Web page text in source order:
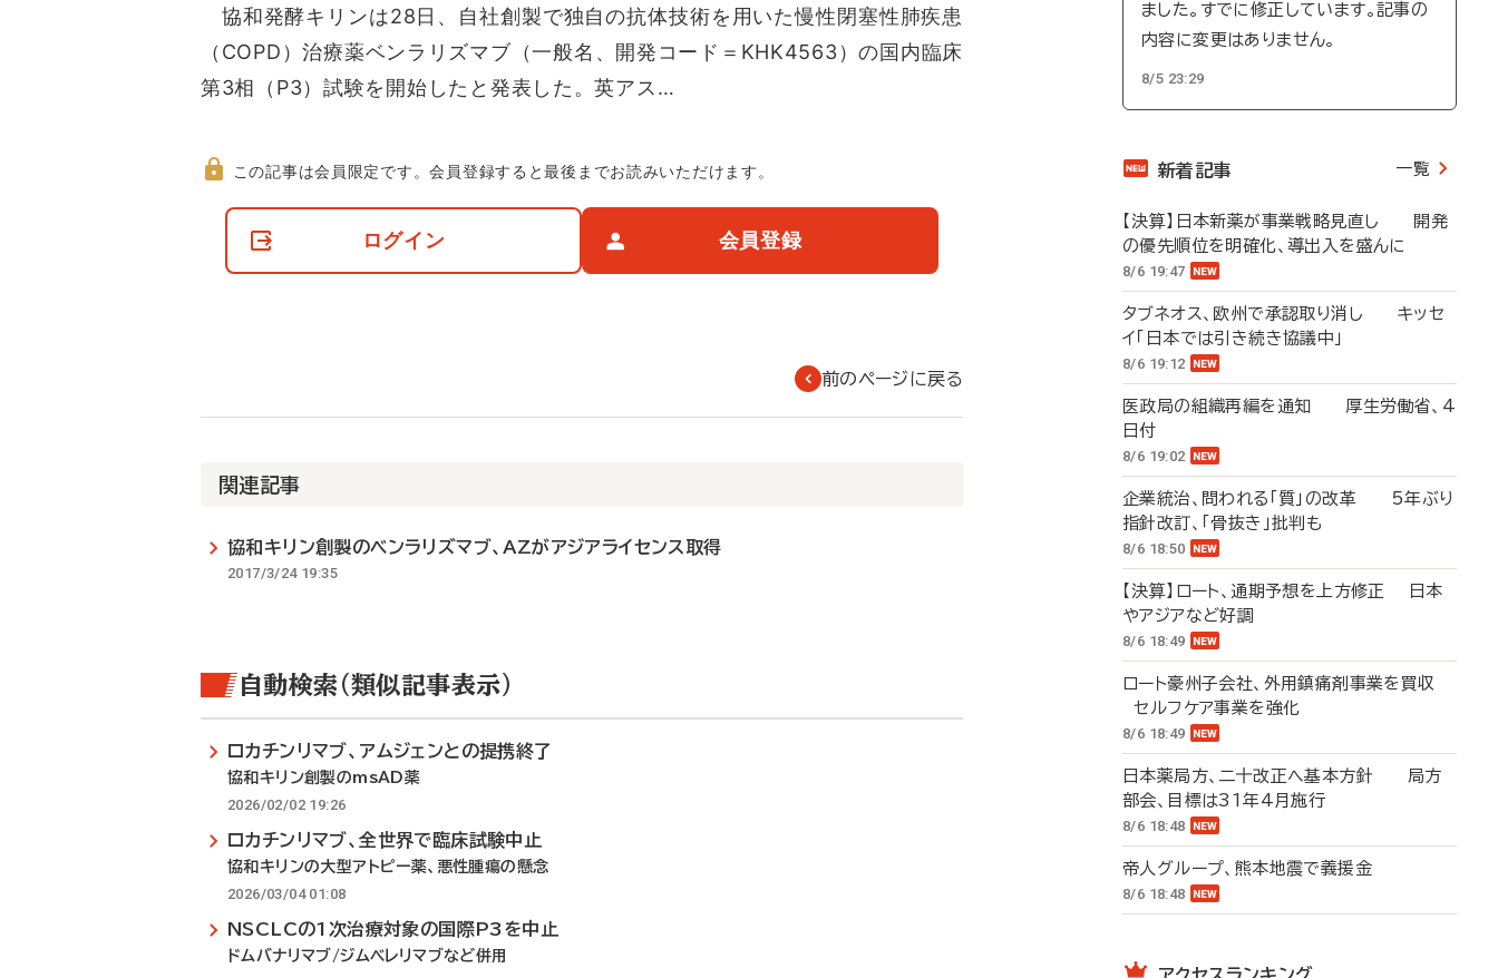
協和発酵キリンは28日、自社創製で独自の抗体技術を用いた慢性閉塞性肺疾患
（COPD）治療薬ベンラリズマブ（一般名、開発コード＝KHK4563）の国内臨床
第3相（P3）試験を開始したと発表した。英アス…
て
この記事は会員限定です。会員登録すると最後までお読みいただけます。
ログイン 会員登録
前のページに戻る
関連記事
協和キリン創製のベンラリズマブ、AZがアジアライセンス取得
2017/3/24 19:35
自動検索（類似記事表示）
ロカチンリマブ、アムジェンとの提携終了
協和キリン創製のmsAD薬
2026/02/02 19:26
ロカチンリマブ、全世界で臨床試験中止
協和キリンの大型アトピー薬、悪性腫瘍の懸念
2026/03/04 01:08
NSCLCの1次治療対象の国際P3を中止
ドムバナリマブ/ジムベレリマブなど併用
ました。すでに修正しています。記事の
内容に変更はありません。
8/5 23:29
新着記事 一覧
【決算】日本新薬が事業戦略見直し 開発
の優先順位を明確化、導出入を盛んに
8/6 19:47
タブネオス、欧州で承認取り消し キッセ
イ「日本では引き続き協議中」
8/6 19:12
医政局の組織再編を通知 厚生労働省、4
日付
8/6 19:02
企業統治、問われる「質」の改革 5年ぶり
指針改訂、「骨抜き」批判も
8/6 18:50
【決算】ロート、通期予想を上方修正 日本
やアジアなど好調
8/6 18:49
ロート豪州子会社、外用鎮痛剤事業を買収
セルフケア事業を強化
8/6 18:49
日本薬局方、二十改正へ基本方針 局方
部会、目標は31年4月施行
8/6 18:48
帝人グループ、熊本地震で義援金
8/6 18:48